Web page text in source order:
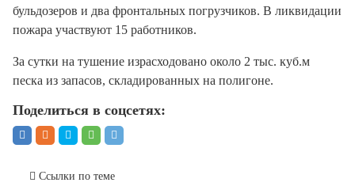
бульдозеров и два фронтальных погрузчиков. В ликвидации
пожара участвуют 15 работников.
За сутки на тушение израсходовано около 2 тыс. куб.м
песка из запасов, складированных на полигоне.
Поделиться в соцсетях:
Ссылки по теме